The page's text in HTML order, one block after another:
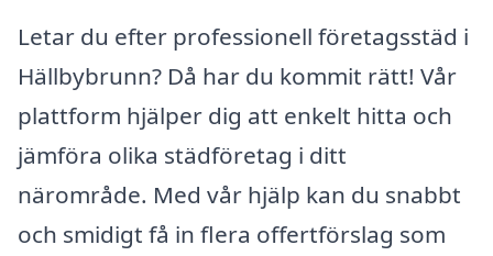
Letar du efter professionell företagsstäd i
Hällbybrunn? Då har du kommit rätt! Vår
plattform hjälper dig att enkelt hitta och
jämföra olika städföretag i ditt
närområde. Med vår hjälp kan du snabbt
och smidigt få in flera offertförslag som